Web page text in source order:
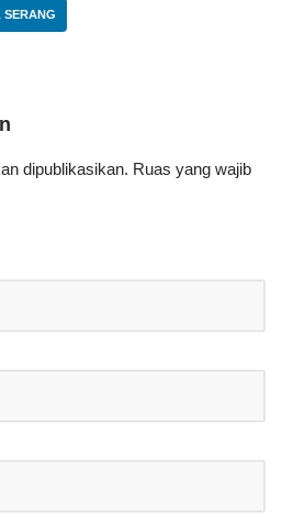
SERANG
dipublikasikan. Ruas yang wajib